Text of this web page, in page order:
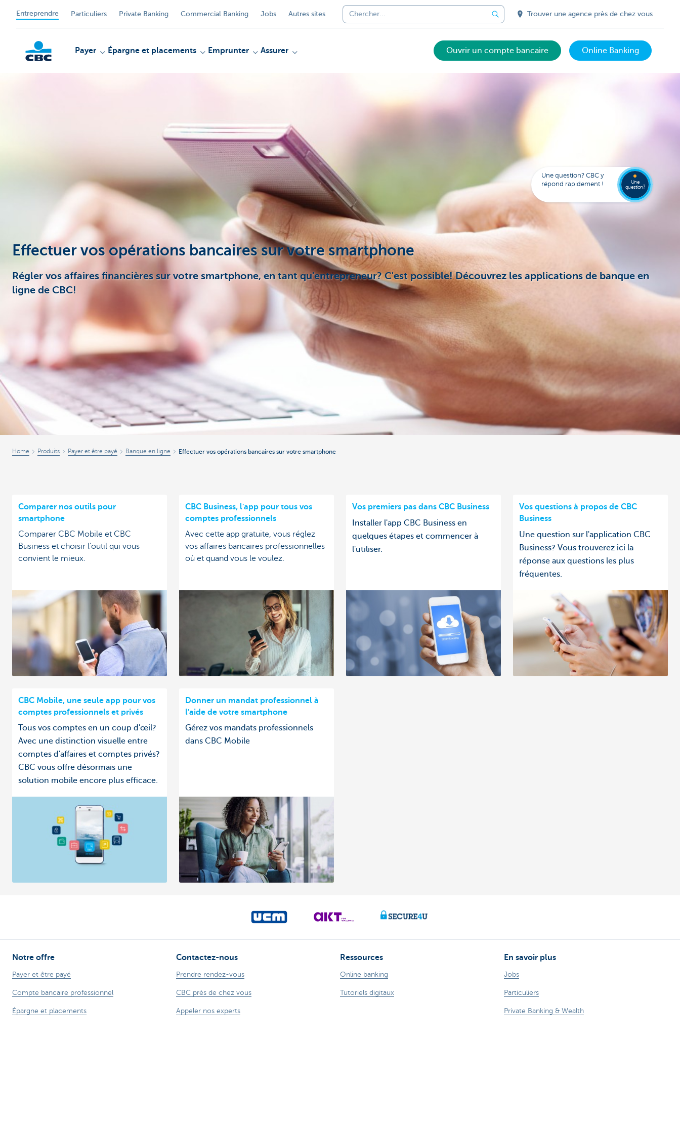
Entreprendre Particuliers Private Banking Commercial Banking Jobs Autres sites Trouver une agence près de chez vous
Entrepreneurs
Payer Épargne et placements Emprunter Assurer Ouvrir un compte bancaire Online Banking
Effectuer vos opérations bancaires sur votre smartphone
Régler vos affaires financières sur votre smartphone, en tant qu'entrepreneur? C'est possible! Découvrez les applications de banque en
ligne de CBC!
Home Produits Payer et être payé Banque en ligne Effectuer vos opérations bancaires sur votre smartphone
Comparer nos outils pour
smartphone
Comparer CBC Mobile et CBC
Business et choisir l'outil qui vous
convient le mieux.
CBC Business, l'app pour tous vos
comptes professionnels
Avec cette app gratuite, vous réglez
vos affaires bancaires professionnelles
où et quand vous le voulez.
Vos premiers pas dans CBC Business
Installer l'app CBC Business en
quelques étapes et commencer à
l'utiliser.
Vos questions à propos de CBC
Business
Une question sur l'application CBC
Business? Vous trouverez ici la
réponse aux questions les plus
fréquentes.
CBC Mobile, une seule app pour vos
comptes professionnels et privés
Tous vos comptes en un coup d'œil?
Avec une distinction visuelle entre
comptes d'affaires et comptes privés?
CBC vous offre désormais une
solution mobile encore plus efficace.
Donner un mandat professionnel à
l'aide de votre smartphone
Gérez vos mandats professionnels
dans CBC Mobile
Notre offre
Payer et être payé
Compte bancaire professionnel
Épargne et placements
Contactez-nous
Prendre rendez-vous
CBC près de chez vous
Appeler nos experts
Ressources
Online banking
Tutoriels digitaux
En savoir plus
Jobs
Particuliers
Private Banking & Wealth
Une question? CBC y
répond rapidement !
Une
question?